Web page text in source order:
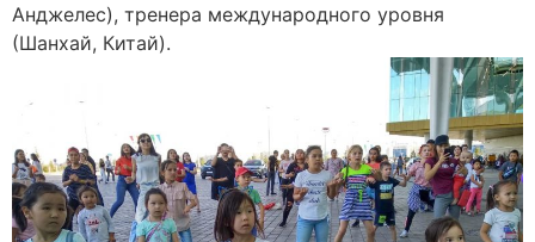
Анджелес), тренера международного уровня
(Шанхай, Китай).